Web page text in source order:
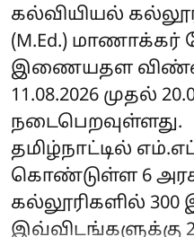
கல்வியியல்
(M.Ed.)
இணையதள
11.08.2026 முதல்
நடைபெறவுள்ளது.
தமிழ்நாட்டில்
கொண்டுள்ள 6
கல்லூரிகளில்
இவ்விடங்களுக்கு